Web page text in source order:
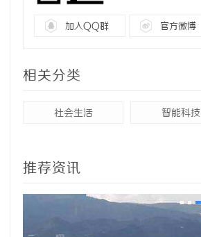
加入QQ群 官方微博
相关分类
社会生活 智能科技
推荐资讯